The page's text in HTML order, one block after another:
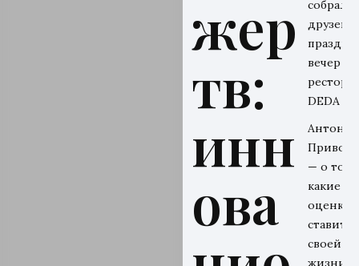
жер
тв:
инн
ова
собрал
друзей
вечер в
DEDA
Антон
— о том,
какие
оценки
ставит
своей
жизни и